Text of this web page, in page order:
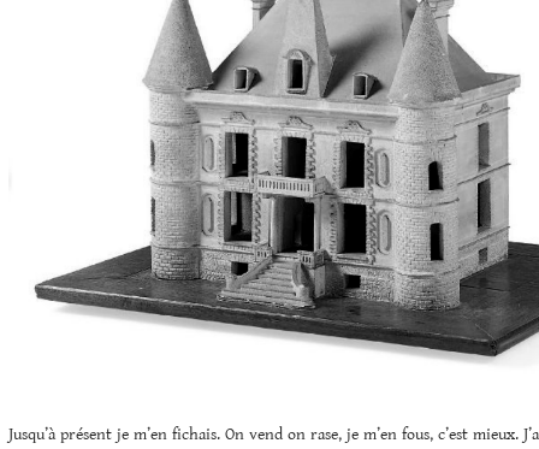
Jusqu’à présent je m’en fichais. On vend on rase, je m’en fous, c’est mieux.